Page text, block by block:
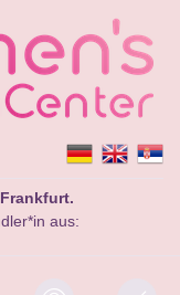
aus: